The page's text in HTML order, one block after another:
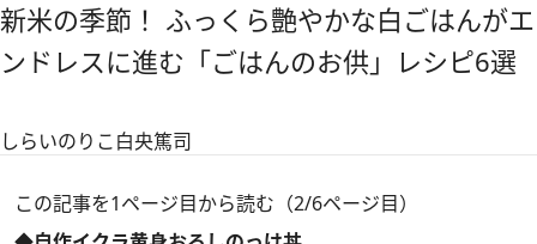
新米の季節！ ふっくら艶やかな白ごはんがエ
ンドレスに進む「ごはんのお供」レシピ6選
しらいのりこ白央篤司
この記事を1ページ目から読む（2/6ページ目）